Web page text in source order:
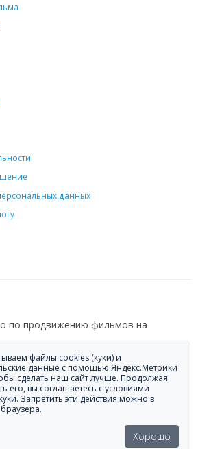
данных
по продвижению фильмов на
80 или пишитеhello@festagent.com
Использование материалов сайта
только при наличии активной ссылки на
источник.
опубликованные на сайте, размещены с
данных. Условия и запреты не
файлы cookies (куки) и
данные с помощью Яндекс.Метрики
сделать наш сайт лучше. Продолжая
его, вы соглашаетесь с условиями
Запретить эти действия можно в
Хорошо